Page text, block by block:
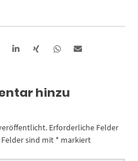
hinzu
Erforderliche Felder
sind mit * markiert